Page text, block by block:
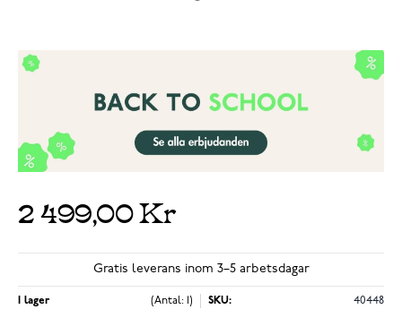
2 499,00 Kr
Gratis leverans inom 3–5 arbetsdagar
I lager (Antal: 1) SKU: 40448